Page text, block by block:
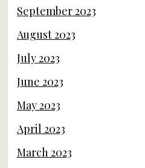
September 2023
August 2023
July 2023
June 2023
May 2023
April 2023
March 2023